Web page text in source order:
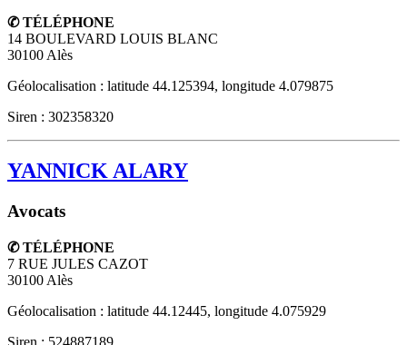
✆ TÉLÉPHONE
14 BOULEVARD LOUIS BLANC
30100 Alès
Géolocalisation : latitude 44.125394, longitude 4.079875
Siren : 302358320
YANNICK ALARY
Avocats
✆ TÉLÉPHONE
7 RUE JULES CAZOT
30100 Alès
Géolocalisation : latitude 44.12445, longitude 4.075929
Siren : 524887189